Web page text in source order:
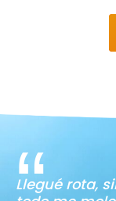
Llegué rota,
No estás
La mejor
Yo llegué a
Después de
Desde hace
Es una gran
Un antes y
Magnífica
Paula me dio
Cuando todo